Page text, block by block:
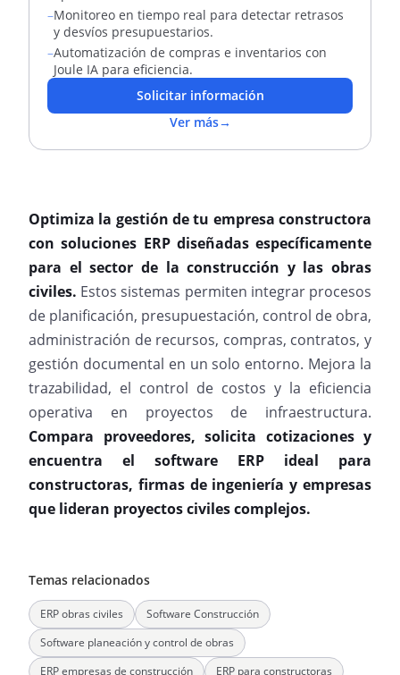
–Monitoreo en tiempo real para detectar retrasos
y desvíos presupuestarios.
–Automatización de compras e inventarios con
Joule IA para eficiencia.
Solicitar información
Ver más→
Optimiza la gestión de tu empresa constructora
con soluciones ERP diseñadas específicamente
para el sector de la construcción y las obras
civiles. Estos sistemas permiten integrar procesos
de planificación, presupuestación, control de obra,
administración de recursos, compras, contratos, y
gestión documental en un solo entorno. Mejora la
trazabilidad, el control de costos y la eficiencia
operativa en proyectos de infraestructura.
Compara proveedores, solicita cotizaciones y
encuentra el software ERP ideal para
constructoras, firmas de ingeniería y empresas
que lideran proyectos civiles complejos.
Temas relacionados
ERP obras civiles
Software Construcción
Software planeación y control de obras
ERP empresas de construcción
ERP para constructoras